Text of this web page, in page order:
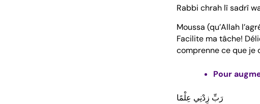
Rabbi chrah lî sadrî
Moussa (qu’Allah
Facilite ma tâche!
comprenne ce que je
Pour
رَبِّ زِدْنِي عِلْمًا